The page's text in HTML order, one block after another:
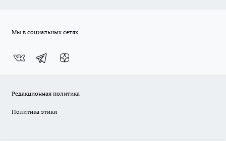
Мы в социальных сетях
Редакционная политика
Политика этики